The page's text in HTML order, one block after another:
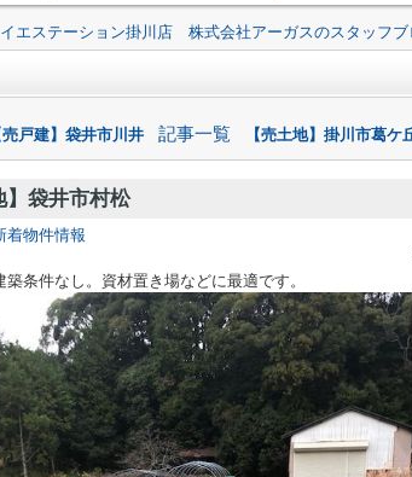
イエステーション掛川店 株式会社アーガスのスタッフブ
戸建】袋井市川井 記事一覧 【売土地】掛川市葛
】袋井市村松
着物件情報
築条件なし。資材置き場などに最適です。